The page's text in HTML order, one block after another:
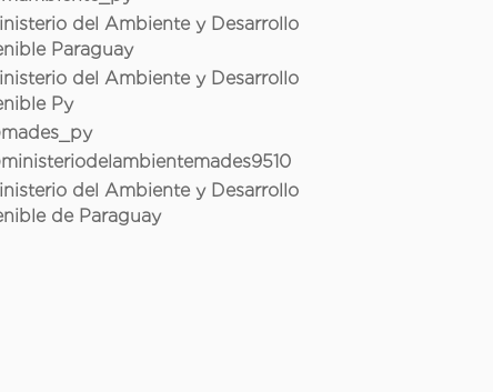
del Ambiente y Desarrollo
Paraguay
del Ambiente y Desarrollo
Py
del Ambiente y Desarrollo
de Paraguay